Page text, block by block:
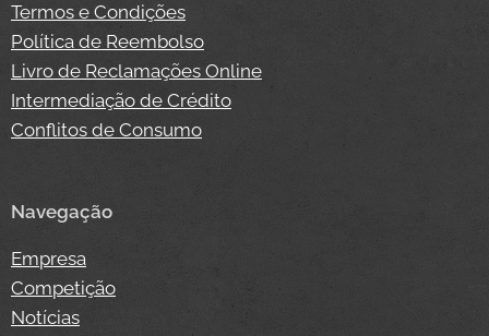
Termos e Condições
Política de Reembolso
Livro de Reclamações Online
Intermediação de Crédito
Conflitos de Consumo
Navegação
Empresa
Competição
Notícias